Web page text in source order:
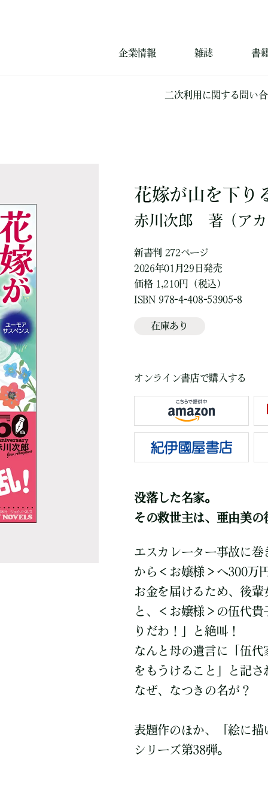
企業情報 雑誌 書
二次利用に関する問い
花嫁が山を下り
赤川次郎 著 （ア
新書判 272ページ
2026年01月29日発売
価格 1,210円（税込）
ISBN 978-4-408-53905-8
在庫あり
オンライン書店で購入する
没落した名家。
その救世主は、亜由美の
エスカレーター事故に
から＜お嬢様＞へ300万
お金を届けるため、後
と、＜お嬢様＞の伍代
りだわ！」と絶叫！
なんと母の遺言に「伍
をもうけること」と記
なぜ、なつきの名が？
表題作のほか、「絵に
シリーズ第38弾。